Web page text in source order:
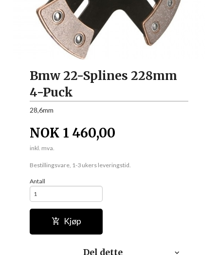
Bmw 22-Splines 228mm
4-Puck
28,6mm
NOK 1 460,00
inkl. mva.
Bestillingsvare, 1-3 ukers leveringstid.
Antall
Kjøp
Del dette